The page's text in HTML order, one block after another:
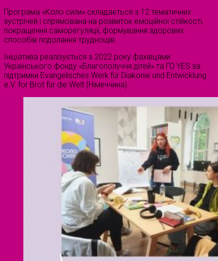
Програма «Коло сили» складається з 12 тематичних
зустрічей і спрямована на розвиток емоційної стійкості,
покращення саморегуляції, формування здорових
способів подолання труднощів.
Ініціатива реалізується з 2022 року фахівцями
Українського фонду «Благополуччя дітей» та ГО YES за
підтримки Evangelisches Werk für Diakonie und Entwicklung
e.V. for Brot für die Welt (Німеччина).